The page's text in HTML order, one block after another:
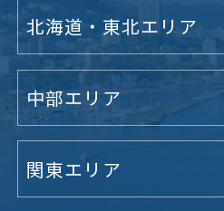
北海道・東北エリア
中部エリア
関東エリア